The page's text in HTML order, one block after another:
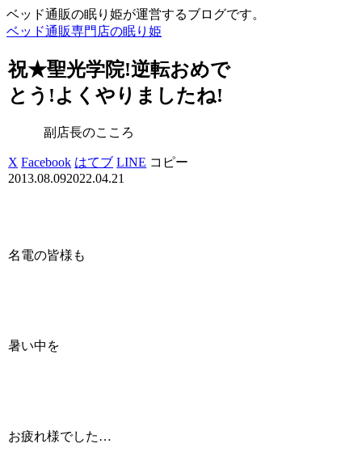
ベッド通販の眠り姫が運営するブログです。
ベッド通販専門店の眠り姫
祝★聖光学院!逆転おめで
とう!よくやりましたね!
副店長のこころ
X Facebook はてブ LINE コピー
2013.08.092022.04.21
名電の皆様も
暑い中を
お疲れ様でした…